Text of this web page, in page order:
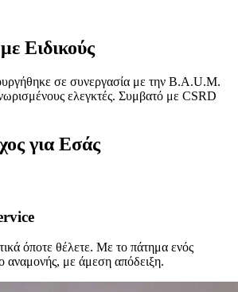
Ειδικούς
σε συνεργασία με την B.A.U.M.
ελεγκτές. Συμβατό με CSRD
για Εσάς
όποτε θέλετε. Με το πάτημα ενός
αναμονής, με άμεση απόδειξη.